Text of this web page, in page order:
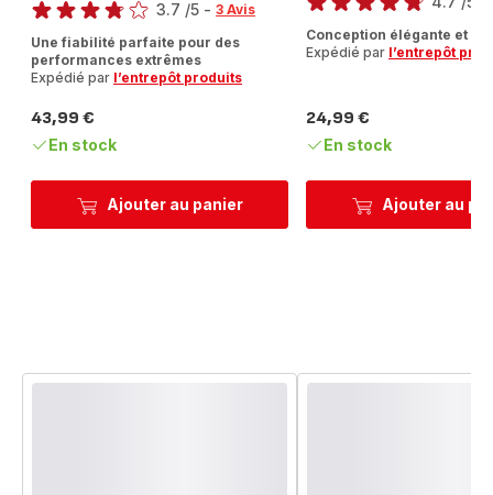
Ajouter au panier
3.7 /5 - 3 Avis
Une fiabilité parfaite pour des
performances extrêmes
Expédié par l’entrepôt produits
Prix
43,99 €
En stock
Ajouter au
Conception élégante et
Expédié par l’entrepôt
Prix
24,99 €
En stock